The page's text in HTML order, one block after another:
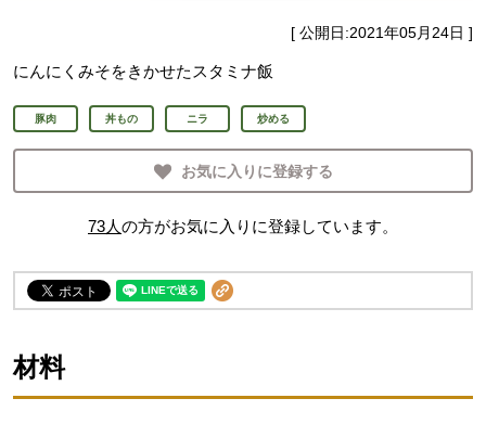
[ 公開日:2021年05月24日 ]
にんにくみそをきかせたスタミナ飯
豚肉 丼もの ニラ 炒める
お気に入りに登録する
73人の方がお気に入りに登録しています。
材料